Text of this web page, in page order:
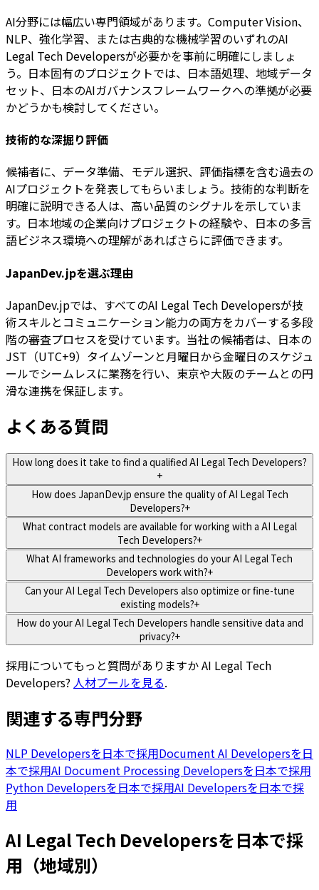
AI分野には幅広い専門領域があります。Computer Vision、
NLP、強化学習、または古典的な機械学習のいずれのAI
Legal Tech Developersが必要かを事前に明確にしましょ
う。日本固有のプロジェクトでは、日本語処理、地域データ
セット、日本のAIガバナンスフレームワークへの準拠が必要
かどうかも検討してください。
技術的な深掘り評価
候補者に、データ準備、モデル選択、評価指標を含む過去の
AIプロジェクトを発表してもらいましょう。技術的な判断を
明確に説明できる人は、高い品質のシグナルを示していま
す。日本地域の企業向けプロジェクトの経験や、日本の多言
語ビジネス環境への理解があればさらに評価できます。
JapanDev.jpを選ぶ理由
JapanDev.jpでは、すべてのAI Legal Tech Developersが技
術スキルとコミュニケーション能力の両方をカバーする多段
階の審査プロセスを受けています。当社の候補者は、日本の
JST（UTC+9）タイムゾーンと月曜日から金曜日のスケジュ
ールでシームレスに業務を行い、東京や大阪のチームとの円
滑な連携を保証します。
よくある質問
How long does it take to find a qualified AI Legal Tech Developers?
+
How does JapanDev.jp ensure the quality of AI Legal Tech
Developers?+
What contract models are available for working with a AI Legal
Tech Developers?+
What AI frameworks and technologies do your AI Legal Tech
Developers work with?+
Can your AI Legal Tech Developers also optimize or fine-tune
existing models?+
How do your AI Legal Tech Developers handle sensitive data and
privacy?+
採用についてもっと質問がありますかAI Legal Tech
Developers? 人材プールを見る.
関連する専門分野
NLP Developersを日本で採用Document AI Developersを日
本で採用AI Document Processing Developersを日本で採用
Python Developersを日本で採用AI Developersを日本で採
用
AI Legal Tech Developersを日本で採
用（地域別）